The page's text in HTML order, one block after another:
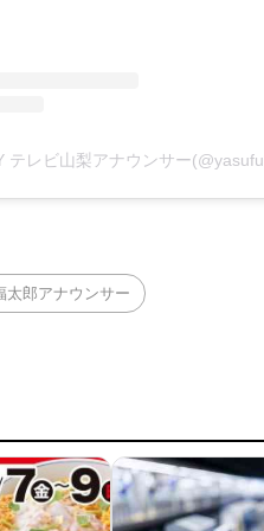
レビ山梨アナウンサー
太郎アナウンサー